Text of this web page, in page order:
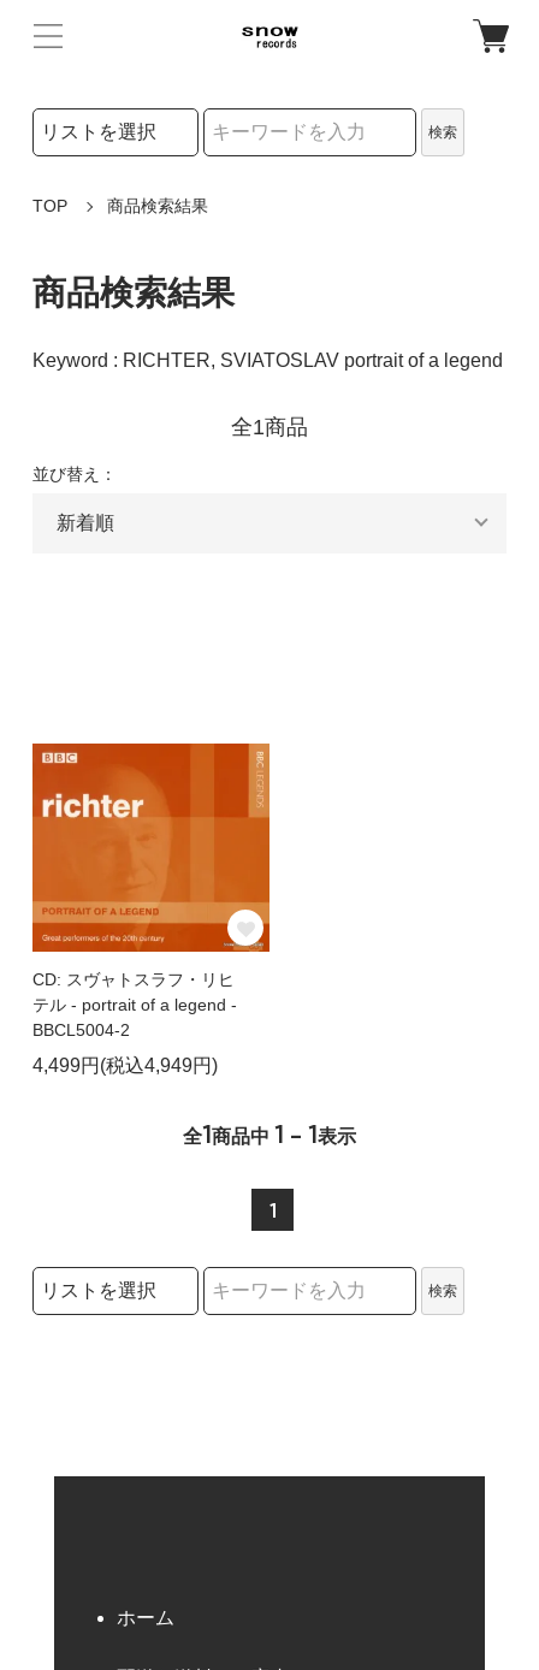
検索リストの選択
検索
TOP 商品検索結果
商品検索結果
Keyword : RICHTER, SVIATOSLAV portrait of a legend
全1商品
並び替え：
CD: スヴャトスラフ・リヒ
テル - portrait of a legend -
BBCL5004-2
4,499円(税込4,949円)
全1商品中 1 - 1表示
1
検索リストの選択
検索
ホーム